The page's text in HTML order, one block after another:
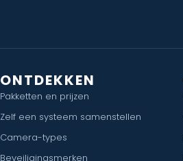
ONTDEKKEN
Pakketten en prijzen
Zelf een systeem samenstellen
Camera-types
Beveiligingsmerken